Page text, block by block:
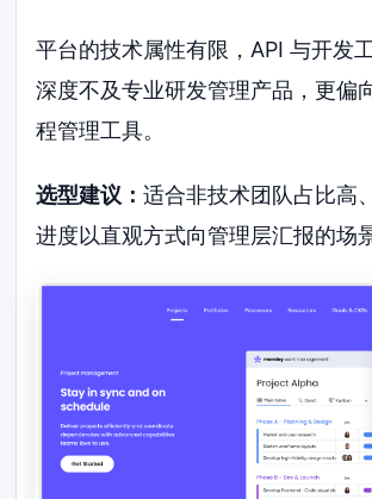
平台的技术属性有限，API 与开发
深度不及专业研发管理产品，更偏
程管理工具。
选型建议：适合非技术团队占比高
进度以直观方式向管理层汇报的场